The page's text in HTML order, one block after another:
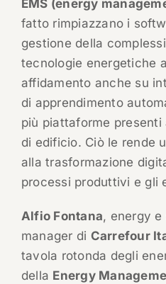
EMS (energy
fatto rimpiazzano i
gestione della
tecnologie energetiche
affidamento anche su
di apprendimento
più piattaforme
di edificio. Ciò le rende
alla trasformazione
processi produttivi e gli
Alfio Fontana, energy
manager di Carrefour
tavola rotonda degli
della Energy